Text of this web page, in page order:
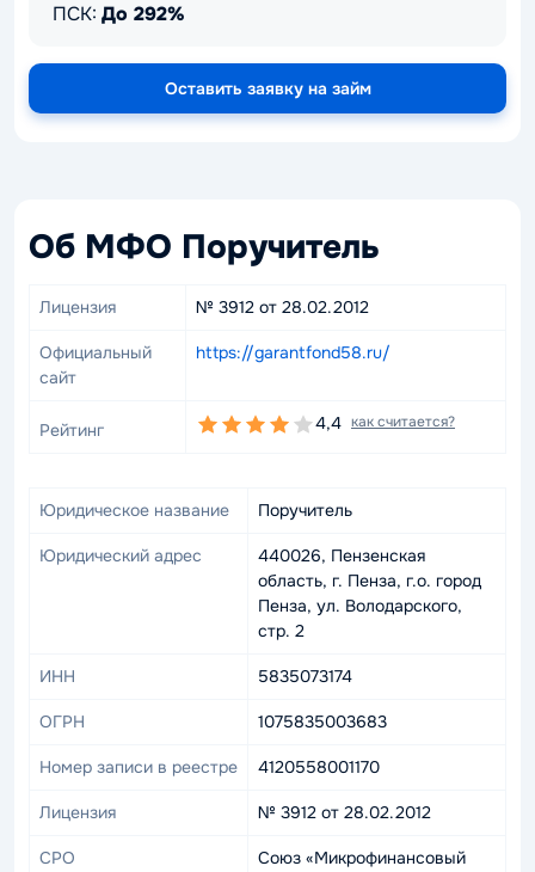
ПСК: До 292%
Оставить заявку на займ
Об МФО Поручитель
Лицензия № 3912 от 28.02.2012
Официальный
сайт
https://garantfond58.ru/
Рейтинг 4,4 как считается?
Юридическое название Поручитель
Юридический адрес
440026, Пензенская
область, г. Пенза, г.о. город
Пенза, ул. Володарского,
стр. 2
ИНН 5835073174
ОГРН 1075835003683
Номер записи в реестре 4120558001170
Лицензия № 3912 от 28.02.2012
СРО Союз «Микрофинансовый